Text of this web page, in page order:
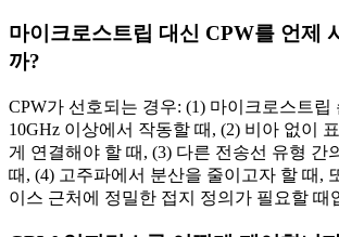
마이크로스트립 대신 CPW를 언제
까?
CPW가 선호되는 경우: (1) 마이크로스트립
10GHz 이상에서 작동할 때, (2) 비아 없이
게 연결해야 할 때, (3) 다른 전송선 유형 간
때, (4) 고주파에서 분산을 줄이고자 할 때,
이스 근처에 정밀한 접지 정의가 필요할 때